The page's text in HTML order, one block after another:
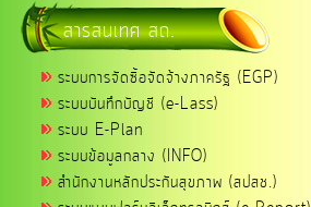
สารสนเทศ สถ.
ระบบการจัดซื้อจัดจ้างภาครัฐ (EGP)
ระบบบันทึกบัญชี (e-Lass)
ระบบ E-Plan
ระบบข้อมูลกลาง (INFO)
สำนักงานหลักประกันสุขภาพ (สปสช.)